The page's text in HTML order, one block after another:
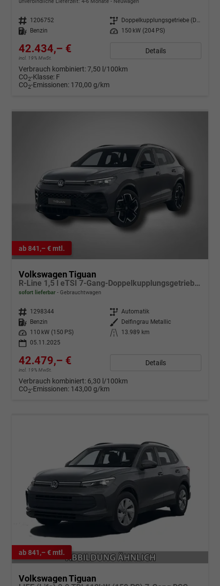
unverbindliche Lieferzeit: 4-6 Monate Neuwagen
Fahrzeugnr. 1206752 Getriebe
Doppelkupplungsgetriebe (DSG)
Kraftstoff
Benzin Leistung 150 kW (204 PS)
42.434,– €
incl. 19% MwSt.
Details
Verbrauch kombiniert:7,50 l/100km
CO2-Klasse: F
CO2-Emissionen: 170,00 g/km
ab 841,– € mtl.
Volkswagen Tiguan
R-Line 1,5 l eTSI 7-Gang-Doppelkupplungsgetriebe DSG
sofort lieferbar Gebrauchtwagen
Fahrzeugnr. 1298344 Getriebe Automatik
Kraftstoff
Benzin Außenfarbe
Delfingrau Metallic
Leistung
110 kW (150 PS) Kilometerstand
13.989 km
05.11.2025
42.479,– €
incl. 19% MwSt.
Details
Verbrauch kombiniert: 6,30 l/100km
CO2-Emissionen: 143,00 g/km
ab 841,– € mtl.
Volkswagen Tiguan